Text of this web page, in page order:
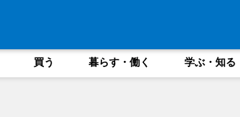
買う 暮らす・働く 学ぶ・知る